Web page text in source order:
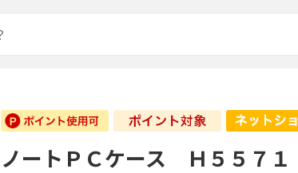
ノートＰＣケース Ｈ５５７１